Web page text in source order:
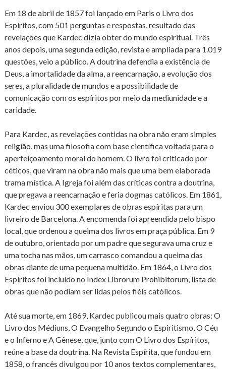
Em 18 de abril de 1857 foi lançado em Paris o Livro dos
Espíritos, com 501 perguntas e respostas, resultado das
revelações que Kardec dizia obter do mundo espiritual. Três
anos depois, uma segunda edição, revista e ampliada para 1.019
questões, veio a público. A doutrina defendia a existência de
Deus, a imortalidade da alma, a reencarnação, a evolução dos
seres, a pluralidade de mundos e a possibilidade de
comunicação com os espíritos por meio da mediunidade e a
caridade.
Para Kardec, as revelações contidas na obra não eram simples
religião, mas uma filosofia com base científica voltada para o
aperfeiçoamento moral do homem. O livro foi criticado por
céticos, que viram na obra não mais que uma bem elaborada
trama mística. A Igreja foi além das críticas contra a doutrina,
que pregava a reencarnação e feria dogmas católicos. Em 1861,
Kardec enviou 300 exemplares de obras espíritas para um
livreiro de Barcelona. A encomenda foi apreendida pelo bispo
local, que ordenou a queima dos livros em praça pública. Em 9
de outubro, orientado por um padre que segurava uma cruz e
uma tocha nas mãos, um carrasco comandou a queima das
obras diante de uma pequena multidão. Em 1864, o Livro dos
Espíritos foi incluído no Index Librorum Prohibitorum, lista de
obras que não podiam ser lidas pelos fiéis católicos.
Até sua morte, em 1869, Kardec publicou mais quatro obras: O
Livro dos Médiuns, O Evangelho Segundo o Espiritismo, O Céu
e o Inferno e A Gênese, que, junto com O Livro dos Espíritos,
reúne a base da doutrina. Na Revista Espírita, que fundou em
1858, o francês divulgou por 10 anos textos complementares,